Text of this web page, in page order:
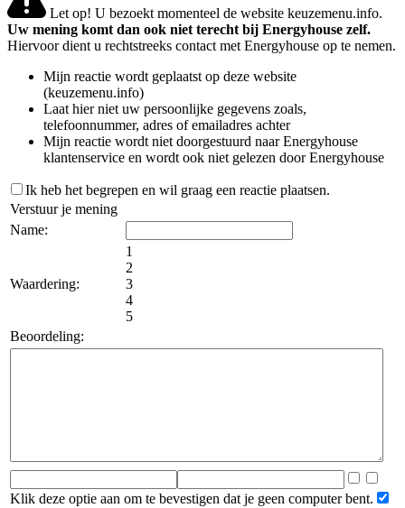
Let op! U bezoekt momenteel de website keuzemenu.info.
Uw mening komt dan ook niet terecht bij Energyhouse zelf.
Hiervoor dient u rechtstreeks contact met Energyhouse op te nemen.
Mijn reactie wordt geplaatst op deze website
(keuzemenu.info)
Laat hier niet uw persoonlijke gegevens zoals,
telefoonnummer, adres of emailadres achter
Mijn reactie wordt niet doorgestuurd naar Energyhouse
klantenservice en wordt ook niet gelezen door Energyhouse
Ik heb het begrepen en wil graag een reactie plaatsen.
Verstuur je mening
Name:
Waardering:
1
2
3
4
5
Beoordeling:
Klik deze optie aan om te bevestigen dat je geen computer bent.